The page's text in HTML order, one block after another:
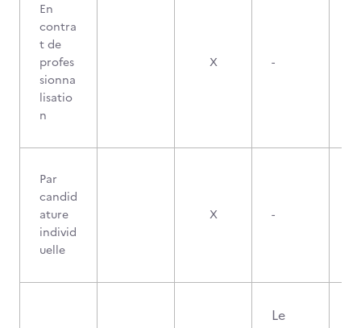
En
contra
t de
profes
sionna
lisatio
n
X -
Par
candid
ature
individ
uelle
X -
Le